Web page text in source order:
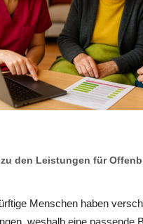
den Leistungen für
Menschen haben